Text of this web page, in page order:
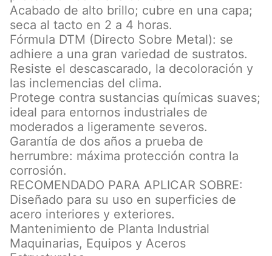
Acabado de alto brillo; cubre en una capa;
seca al tacto en 2 a 4 horas.
Fórmula DTM (Directo Sobre Metal): se
adhiere a una gran variedad de sustratos.
Resiste el descascarado, la decoloración y
las inclemencias del clima.
Protege contra sustancias químicas suaves;
ideal para entornos industriales de
moderados a ligeramente severos.
Garantía de dos años a prueba de
herrumbre: máxima protección contra la
corrosión.
RECOMENDADO PARA APLICAR SOBRE:
Diseñado para su uso en superficies de
acero interiores y exteriores.
Mantenimiento de Planta Industrial
Maquinarias, Equipos y Aceros